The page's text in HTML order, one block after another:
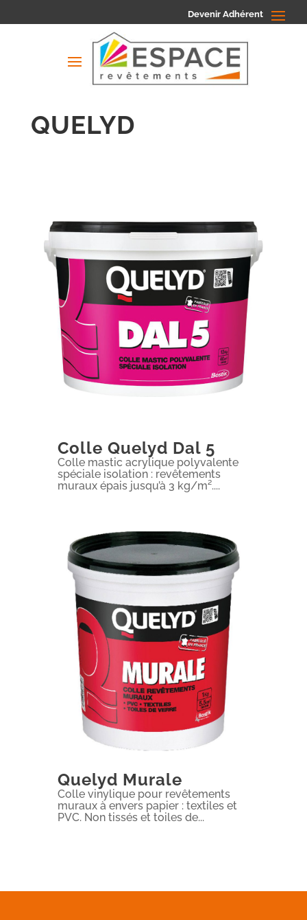
Devenir Adhérent
QUELYD
Colle Quelyd Dal 5
Colle mastic acrylique polyvalente
spéciale isolation : revêtements
muraux épais jusqu’à 3 kg/m²....
Quelyd Murale
Colle vinylique pour revêtements
muraux à envers papier : textiles et
PVC. Non tissés et toiles de...